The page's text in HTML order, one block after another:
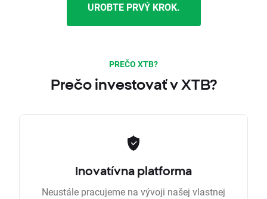
UROBTE PRVÝ KROK.
PREČO XTB?
Prečo investovať v XTB?
Inovatívna platforma
Neustále pracujeme na vývoji našej vlastnej